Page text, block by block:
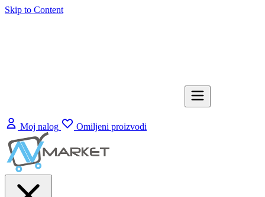
Skip to Content
Moj nalog Omiljeni proizvodi